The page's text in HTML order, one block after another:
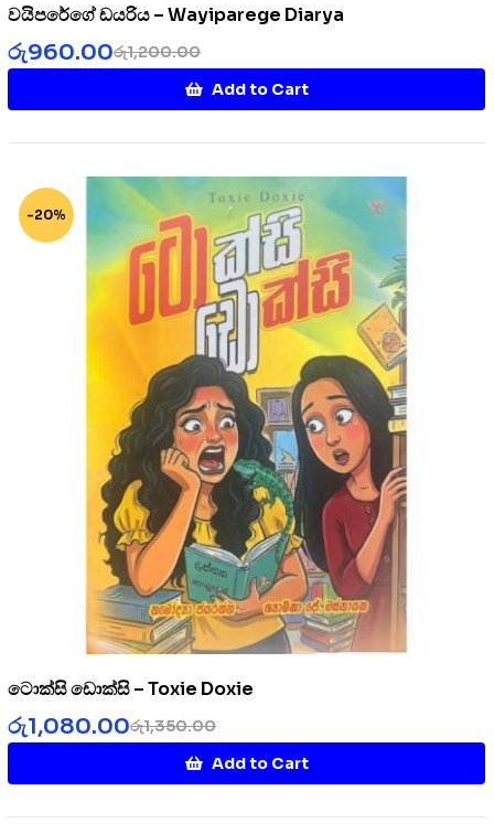
වයිපරේගේ ඩයරිය – Wayiparege Diarya
රු1,200.00
රු960.00
Add to Cart
-20%
ටොක්සි ඩොක්සි – Toxie Doxie
රු1,350.00
රු1,080.00
Add to Cart